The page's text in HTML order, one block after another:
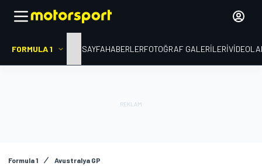
FORMULA 1 ANA SAYFAHABERLERFOTOĞRAF GALERILERI
Formula 1 Avustralya GP